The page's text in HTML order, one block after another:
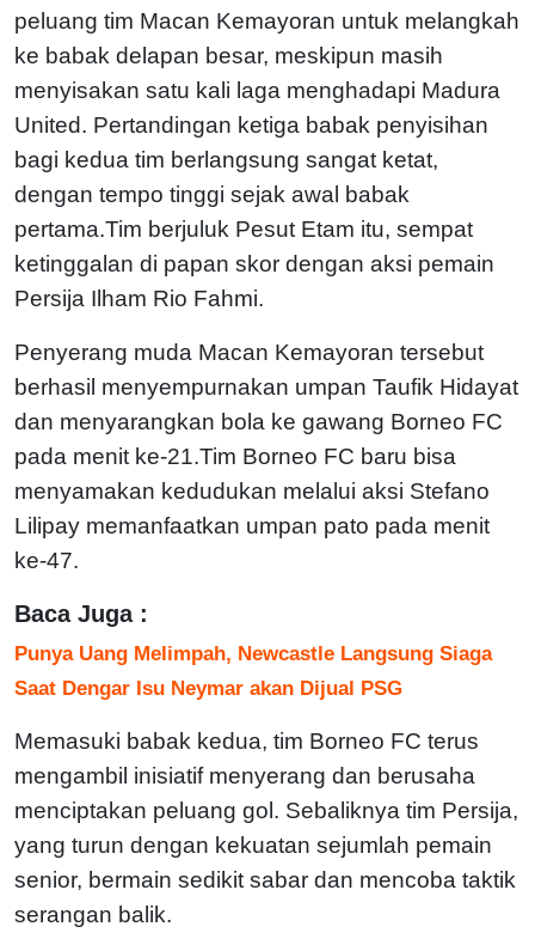
peluang tim Macan Kemayoran untuk melangkah
ke babak delapan besar, meskipun masih
menyisakan satu kali laga menghadapi Madura
United. Pertandingan ketiga babak penyisihan
bagi kedua tim berlangsung sangat ketat,
dengan tempo tinggi sejak awal babak
pertama.Tim berjuluk Pesut Etam itu, sempat
ketinggalan di papan skor dengan aksi pemain
Persija Ilham Rio Fahmi.
Penyerang muda Macan Kemayoran tersebut
berhasil menyempurnakan umpan Taufik Hidayat
dan menyarangkan bola ke gawang Borneo FC
pada menit ke-21.Tim Borneo FC baru bisa
menyamakan kedudukan melalui aksi Stefano
Lilipay memanfaatkan umpan pato pada menit
ke-47.
Baca Juga :
Punya Uang Melimpah, Newcastle Langsung Siaga
Saat Dengar Isu Neymar akan Dijual PSG
Memasuki babak kedua, tim Borneo FC terus
mengambil inisiatif menyerang dan berusaha
menciptakan peluang gol. Sebaliknya tim Persija,
yang turun dengan kekuatan sejumlah pemain
senior, bermain sedikit sabar dan mencoba taktik
serangan balik.